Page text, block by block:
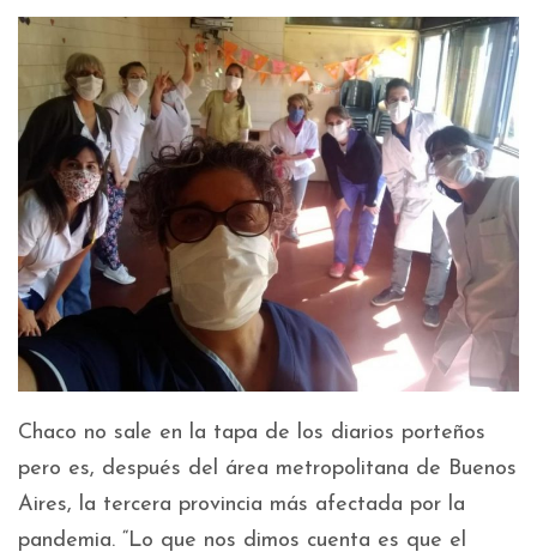
Chaco no sale en la tapa de los diarios porteños
pero es, después del área metropolitana de Buenos
Aires, la tercera provincia más afectada por la
pandemia. “Lo que nos dimos cuenta es que el